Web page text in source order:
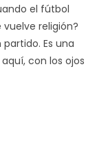
el fútbol
religión?
Es una
con los ojos